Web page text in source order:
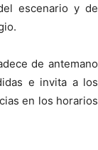
escenario y de
de antemano
e invita a los
en los horarios